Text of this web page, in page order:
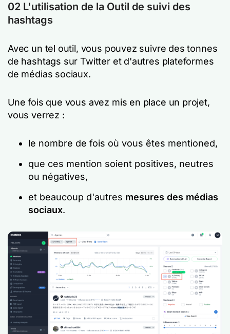
02 L'utilisation de la Outil de suivi des
hashtags
Avec un tel outil, vous pouvez suivre des tonnes
de hashtags sur Twitter et d'autres plateformes
de médias sociaux.
Une fois que vous avez mis en place un projet,
vous verrez :
le nombre de fois où vous êtes mentioned,
que ces mention soient positives, neutres
ou négatives,
et beaucoup d'autres mesures des médias
sociaux.